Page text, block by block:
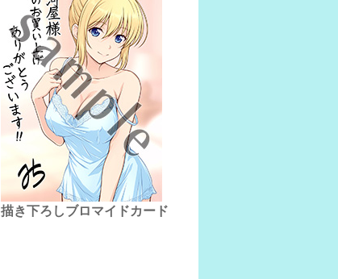
描き下ろしブロマイドカード